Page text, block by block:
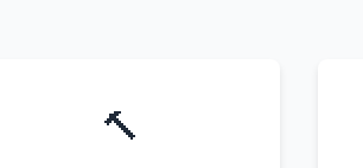
🔨